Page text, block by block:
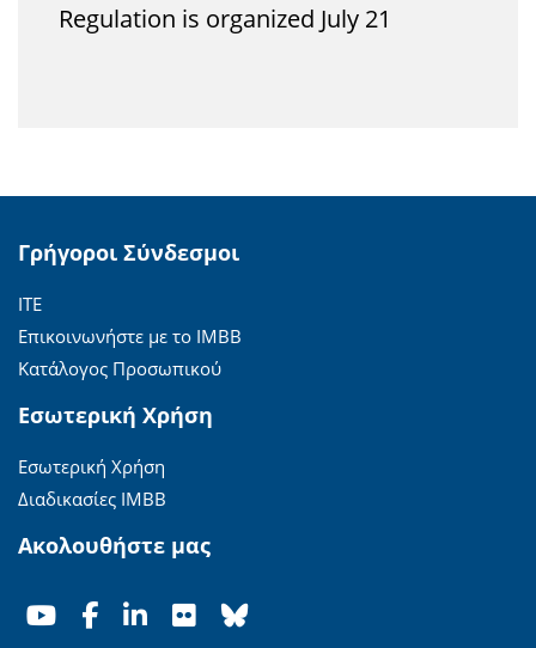
Regulation is organized July 21
Γρήγοροι Σύνδεσμοι
ΙΤΕ
Επικοινωνήστε με το ΙΜΒΒ
Κατάλογος Προσωπικού
Εσωτερική Χρήση
Εσωτερική Χρήση
Διαδικασίες ΙΜΒΒ
Ακολουθήστε μας